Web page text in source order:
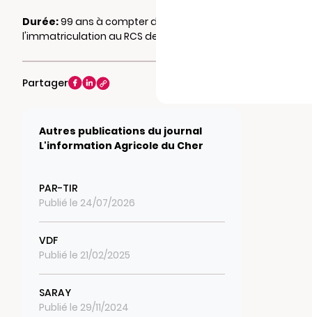
Durée:99 ans à compter de
l'immatriculation au RCS de BOURGES
Partager
Autres publications du journal
L'information Agricole du Cher
PAR-TIR
Publié le 24/07/2026
VDF
Publié le 21/02/2025
SARAY
Publié le 29/11/2024